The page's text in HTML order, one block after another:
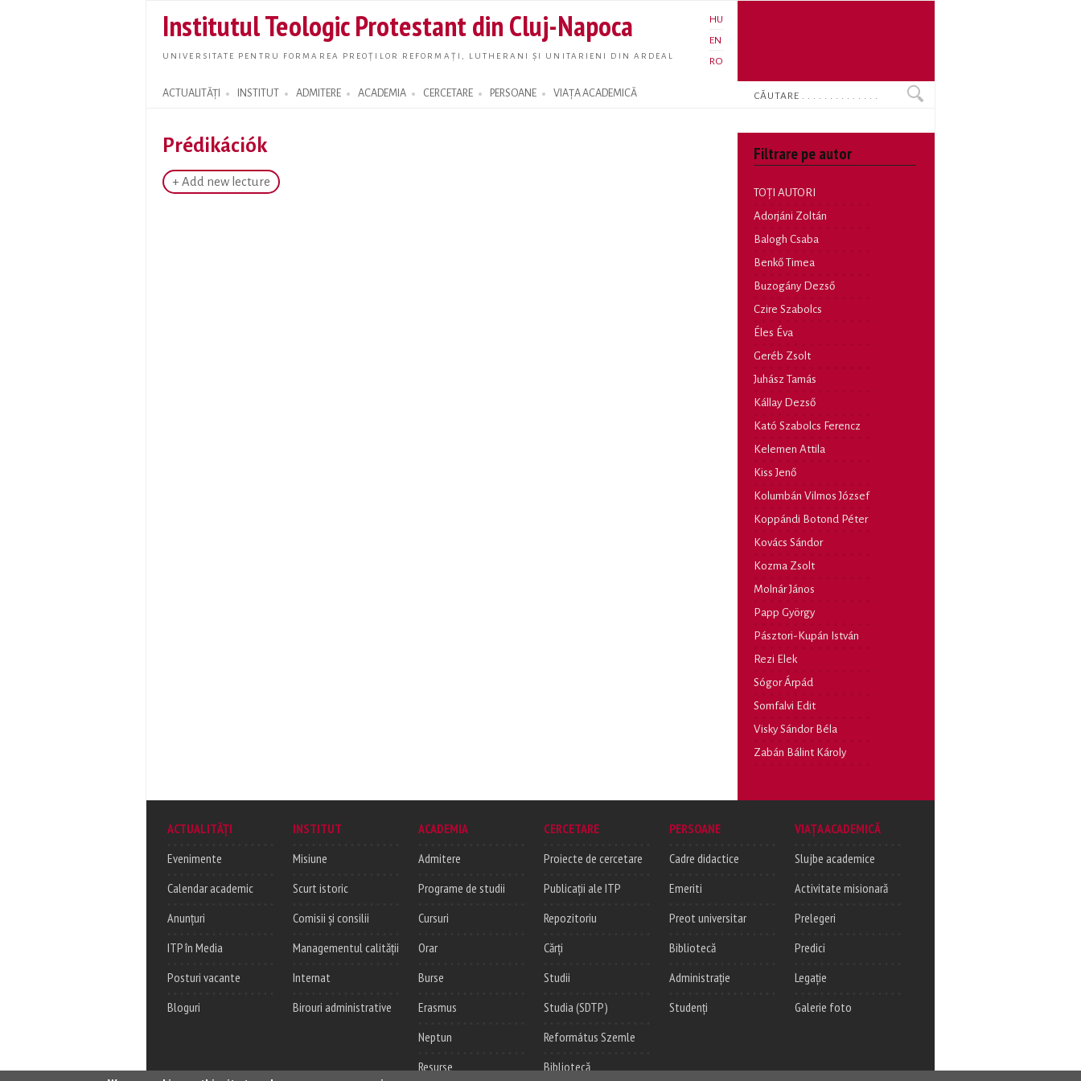
main
content
Institutul Teologic Protestant din Cluj-Napoca
UNIVERSITATE PENTRU FORMAREA PREOȚILOR REFORMAȚI, LUTHERANI ȘI UNITARIENI DIN ARDEAL
HU
EN
RO
ACTUALITĂȚI INSTITUT ADMITERE ACADEMIA CERCETARE PERSOANE VIAȚA ACADEMICĂ
Search form
Search
Prédikációk
+ Add new lecture
Filtrare pe autor
TOȚI AUTORI
Adorjáni Zoltán
Balogh Csaba
Benkő Timea
Buzogány Dezső
Czire Szabolcs
Éles Éva
Geréb Zsolt
Juhász Tamás
Kállay Dezső
Kató Szabolcs Ferencz
Kelemen Attila
Kiss Jenő
Kolumbán Vilmos József
Koppándi Botond Péter
Kovács Sándor
Kozma Zsolt
Molnár János
Papp György
Pásztori-Kupán István
Rezi Elek
Sógor Árpád
Somfalvi Edit
Visky Sándor Béla
Zabán Bálint Károly
ACTUALITĂȚI
Evenimente
Calendar academic
Anunțuri
ITP în Media
Posturi vacante
Bloguri
INSTITUT
Misiune
Scurt istoric
Comisii și consilii
Managementul calității
Internat
Birouri administrative
ACADEMIA
Admitere
Programe de studii
Cursuri
Orar
Burse
Erasmus
Neptun
Resurse
CERCETARE
Proiecte de cercetare
Publicații ale ITP
Repozitoriu
Cărți
Studii
Studia (SDTP)
Református Szemle
Bibliotecă
PERSOANE
Cadre didactice
Emeriti
Preot universitar
Bibliotecă
Administrație
Studenți
VIAȚA ACADEMICĂ
Slujbe academice
Activitate misionară
Prelegeri
Predici
Legație
Galerie foto